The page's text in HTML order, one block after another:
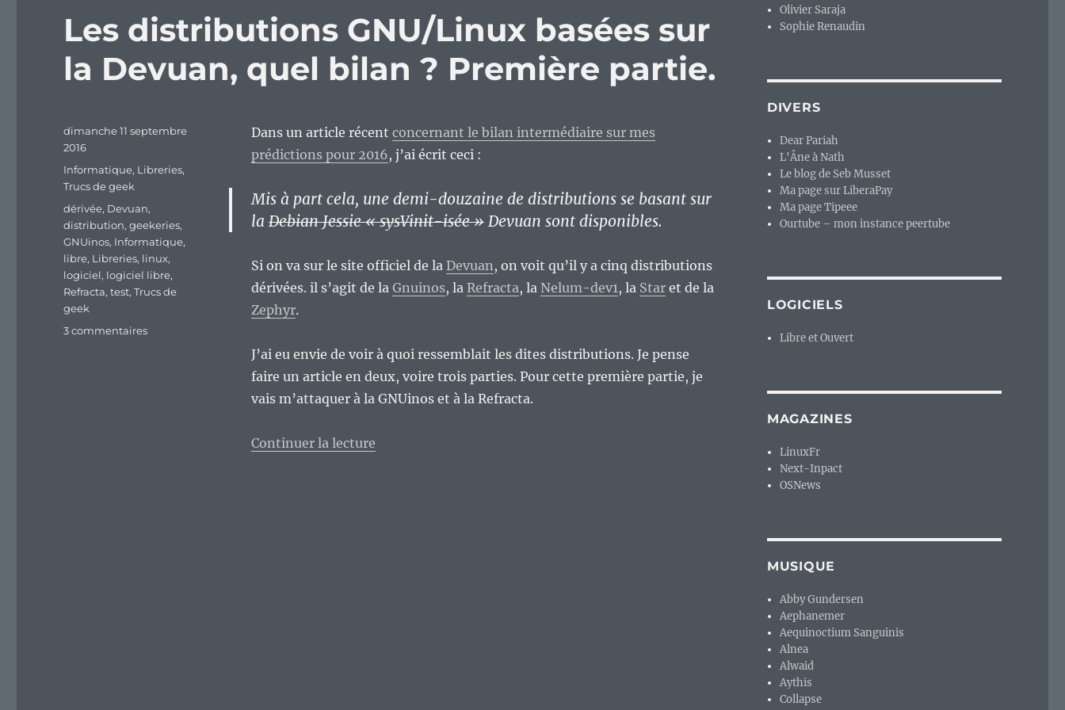
Les distributions GNU/Linux basées sur
la Devuan, quel bilan ? Première partie.
Dans un article récent concernant le bilan intermédiaire sur mes
prédictions pour 2016, j’ai écrit ceci :
Mis à part cela, une demi-douzaine de distributions se basant sur
la Debian Jessie « sysVinit-isée »Devuan sont disponibles.
Si on va sur le site officiel de la Devuan, on voit qu’il y a cinq distributions
dérivées. il s’agit de la Gnuinos, la Refracta, la Nelum-dev1, la Staret de la
Zephyr.
J’ai eu envie de voir à quoi ressemblait les dites distributions. Je pense
faire un article en deux, voire trois parties. Pour cette première partie, je
vais m’attaquer à la GNUinos et à la Refracta.
Continuer la lecturede « Les distributions GNU/Linux basées sur la Devuan, quel bilan ? Première partie. »
Publié
le
dimanche 11 septembre
2016
Catégories
Informatique, Libreries,
Trucs de geek
Étiquettes
dérivée, Devuan,
distribution,geekeries,
GNUinos, Informatique,
libre, Libreries, linux,
logiciel, logiciel libre,
Refracta,test,Trucs de
geek
3 commentairessur
Olivier Saraja
Sophie Renaudin
DIVERS
Dear Pariah
L'Âne à Nath
Le blog de Seb Musset
Ma page sur LiberaPay
Ma page Tipeee
Ourtube – mon instance peertube
LOGICIELS
Libre et Ouvert
MAGAZINES
LinuxFr
Next-Inpact
OSNews
MUSIQUE
Abby Gundersen
Aephanemer
Aequinoctium Sanguinis
Alnea
Alwaid
Aythis
Collapse